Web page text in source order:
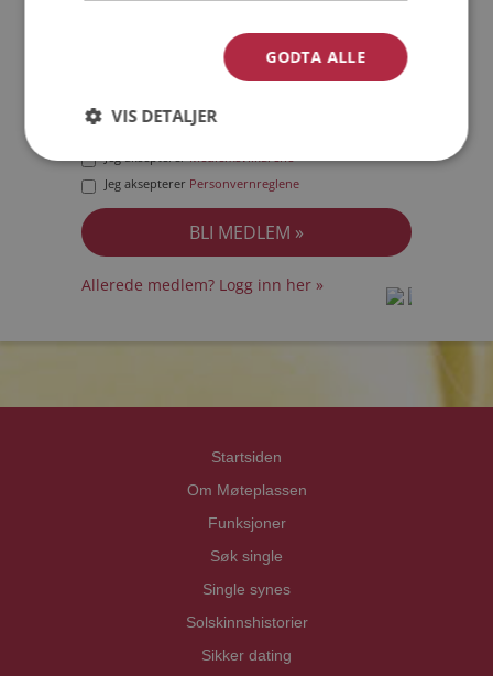
Jeg akseptererMedlemsvilkårene
Jeg aksepterer Personvernreglene
Allerede medlem? Logg inn her »
Startsiden
Om Møteplassen
Funksjoner
Søk single
Single synes
Solskinnshistorier
Sikker dating
GODTA ALLE
VIS DETALJER